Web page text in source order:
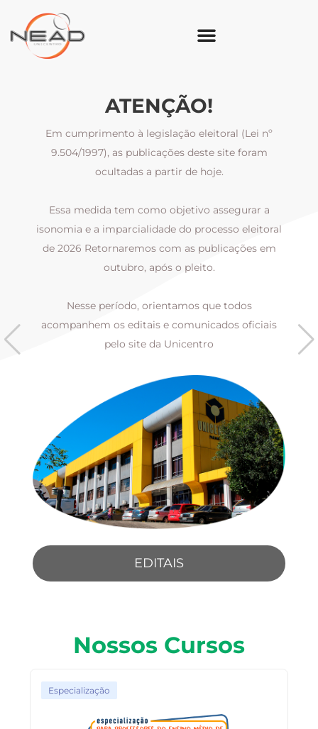
ATENÇÃO!
Em cumprimento à legislação eleitoral (Lei nº
9.504/1997), as publicações deste site foram
ocultadas a partir de hoje.
Essa medida tem como objetivo assegurar a
isonomia e a imparcialidade do processo eleitoral
de 2026 Retornaremos com as publicações em
outubro, após o pleito.
Nesse período, orientamos que todos
acompanhem os editais e comunicados oficiais
pelo site da Unicentro
EDITAIS
Nossos Cursos
Especialização